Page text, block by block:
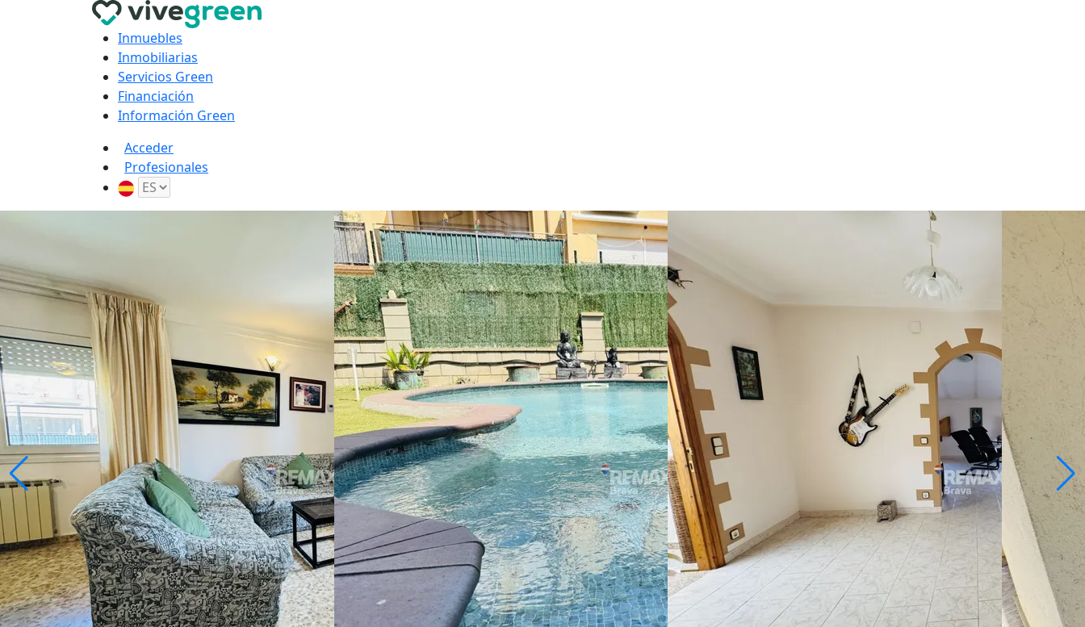
Inmuebles
Inmobiliarias
Servicios Green
Financiación
Información Green
Acceder
Profesionales